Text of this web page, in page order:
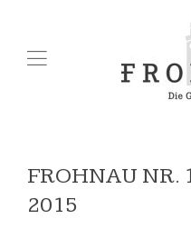
FROHNAU NR.
2015